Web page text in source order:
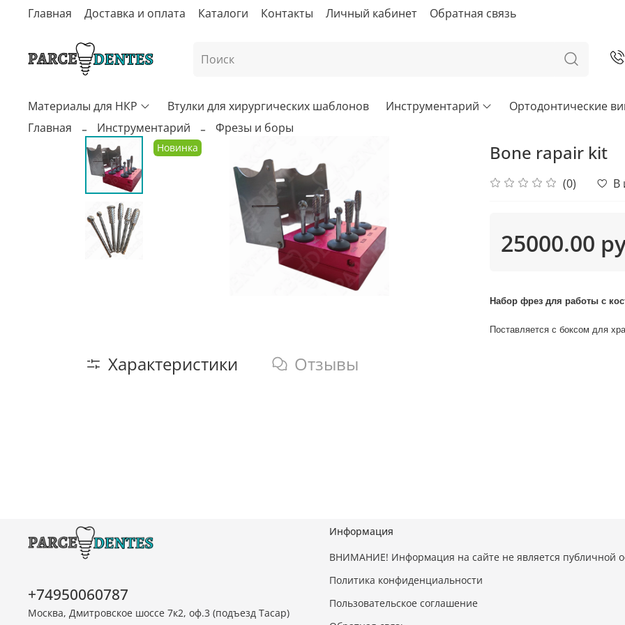
Главная Доставка и оплата Каталоги Контакты Личный кабинет Обратная связь
Материалы для НКР Втулки для хирургических шаблонов Инструментарий Ортодонтические
Главная
Инструментарий Фрезы и боры
Новинка Bone rapair kit
(0) В
25000.00
Набор фрез для работы с
Поставляется с боксом для
Характеристики Отзывы
Информация
ВНИМАНИЕ! Информация на сайте не является публичной
Политика конфиденциальности
Пользовательское соглашение
+74950060787
Москва, Дмитровское шоссе 7к2, оф.3 (подъезд Тасар)